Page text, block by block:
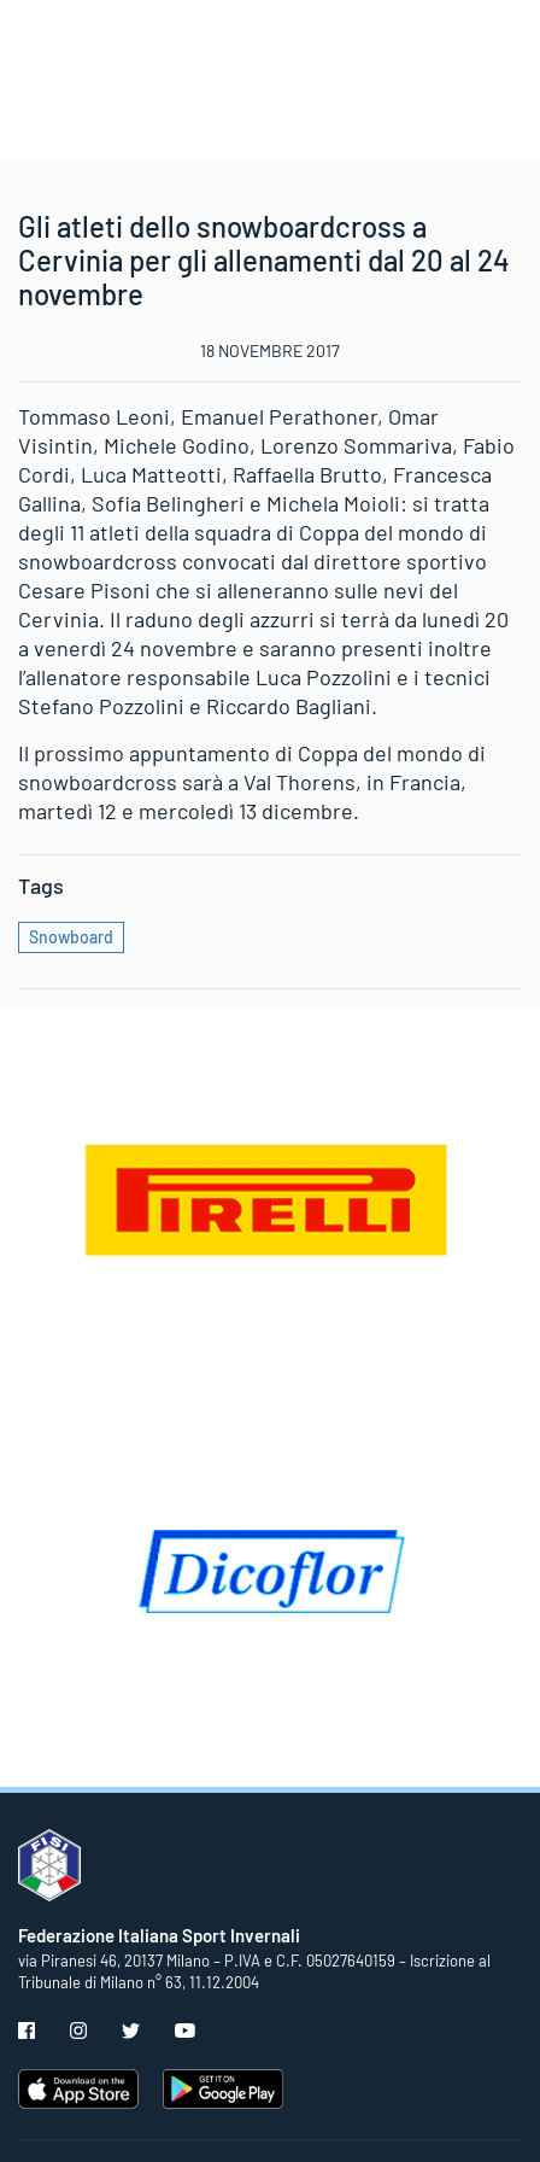
Gli atleti dello snowboardcross a
Cervinia per gli allenamenti dal 20 al 24
novembre
18 NOVEMBRE 2017
Tommaso Leoni, Emanuel Perathoner, Omar
Visintin, Michele Godino, Lorenzo Sommariva, Fabio
Cordi, Luca Matteotti, Raffaella Brutto, Francesca
Gallina, Sofia Belingheri e Michela Moioli: si tratta
degli 11 atleti della squadra di Coppa del mondo di
snowboardcross convocati dal direttore sportivo
Cesare Pisoni che si alleneranno sulle nevi del
Cervinia. Il raduno degli azzurri si terrà da lunedì 20
a venerdì 24 novembre e saranno presenti inoltre
l’allenatore responsabile Luca Pozzolini e i tecnici
Stefano Pozzolini e Riccardo Bagliani.
Il prossimo appuntamento di Coppa del mondo di
snowboardcross sarà a Val Thorens, in Francia,
martedì 12 e mercoledì 13 dicembre.
Tags
Snowboard
Federazione Italiana Sport Invernali
via Piranesi 46, 20137 Milano – P.IVA e C.F. 05027640159 – Iscrizione al
Tribunale di Milano n° 63, 11.12.2004